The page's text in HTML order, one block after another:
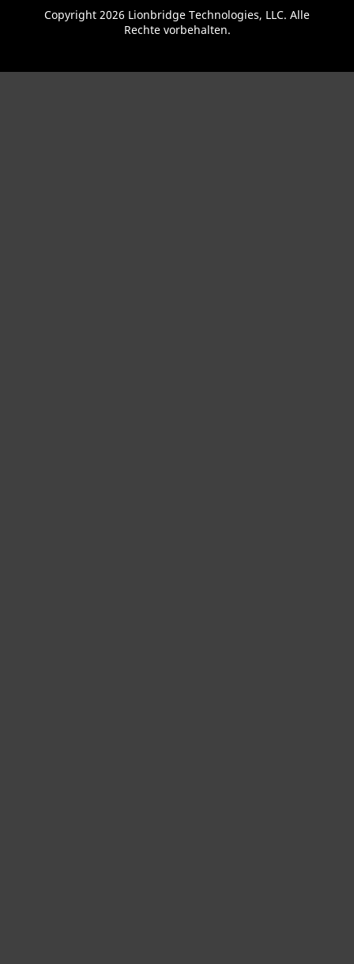
Copyright 2026 Lionbridge Technologies, LLC. Alle
Rechte vorbehalten.